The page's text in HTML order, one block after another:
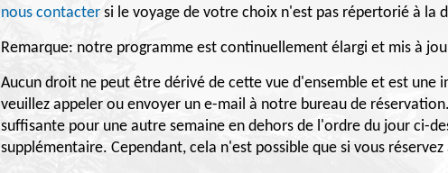
nous contacter si le voyage de votre choix n'est pas répertorié à la
Remarque: notre programme est continuellement élargi et mis à
Aucun droit ne peut être dérivé de cette vue d'ensemble et est une
veuillez appeler ou envoyer un e-mail à notre bureau de
suffisante pour une autre semaine en dehors de l'ordre du jour ci-
supplémentaire. Cependant, cela n'est possible que si vous réservez